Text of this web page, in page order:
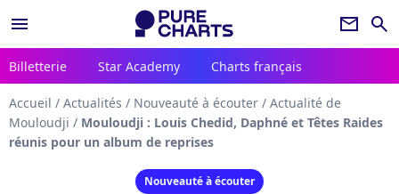
menu newsletter search
Billetterie Star Academy Charts français
Accueil / Actualités / Nouveauté à écouter / Actualité de
Mouloudji / Mouloudji : Louis Chedid, Daphné et Têtes Raides
réunis pour un album de reprises
Nouveauté à écouter